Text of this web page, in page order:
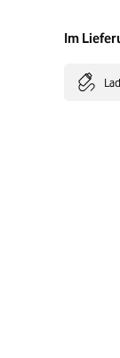
Im